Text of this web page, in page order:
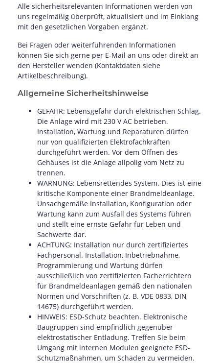
Alle sicherheitsrelevanten Informationen werden von
uns regelmäßig überprüft, aktualisiert und im Einklang
mit den gesetzlichen Vorgaben ergänzt.
Bei Fragen oder weiterführenden Informationen
können Sie sich gerne per E-Mail an uns oder direkt an
den Hersteller wenden (Kontaktdaten siehe
Artikelbeschreibung).
Allgemeine Sicherheitshinweise
GEFAHR: Lebensgefahr durch elektrischen Schlag.
Die Anlage wird mit 230 V AC betrieben.
Installation, Wartung und Reparaturen dürfen
nur von qualifizierten Elektrofachkräften
durchgeführt werden. Vor dem Öffnen des
Gehäuses ist die Anlage allpolig vom Netz zu
trennen.
WARNUNG: Lebensrettendes System. Dies ist eine
kritische Komponente einer Brandmeldeanlage.
Unsachgemäße Installation, Konfiguration oder
Wartung kann zum Ausfall des Systems führen
und stellt eine ernste Gefahr für Leben und
Sachwerte dar.
ACHTUNG: Installation nur durch zertifiziertes
Fachpersonal. Installation, Inbetriebnahme,
Programmierung und Wartung dürfen
ausschließlich von zertifizierten Facherrichtern
für Brandmeldeanlagen gemäß den nationalen
Normen und Vorschriften (z. B. VDE 0833, DIN
14675) durchgeführt werden.
HINWEIS: ESD-Schutz beachten. Elektronische
Baugruppen sind empfindlich gegenüber
elektrostatischer Entladung. Treffen Sie beim
Umgang mit internen Modulen geeignete ESD-
Schutzmaßnahmen, um Schäden zu vermeiden.